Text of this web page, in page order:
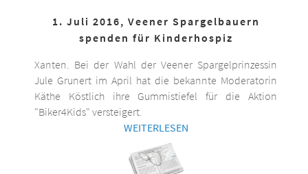
1. Juli 2016, Veener Spargelbauern
spenden für Kinderhospiz
Xanten. Bei der Wahl der Veener Spargelprinzessin
Jule Grunert im April hat die bekannte Moderatorin
Käthe Köstlich ihre Gummistiefel für die Aktion
"Biker4Kids" versteigert.
WEITERLESEN